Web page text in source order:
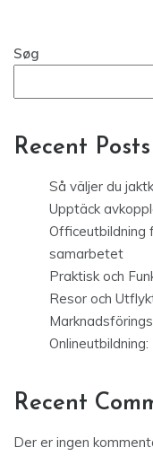
Søg
Recent Posts
Så väljer du
Upptäck
Officeutbildning
samarbetet
Praktisk och
Resor och
Recent
Der er ingen